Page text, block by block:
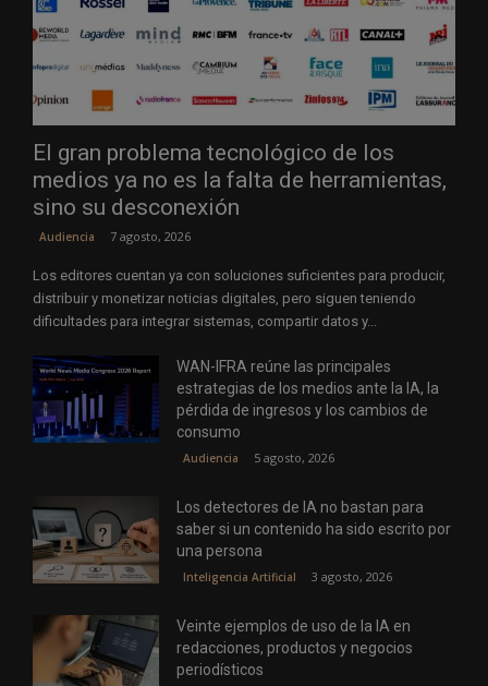
El gran problema tecnológico de los
medios ya no es la falta de herramientas,
sino su desconexión
Audiencia 7 agosto, 2026
Los editores cuentan ya con soluciones suficientes para producir,
distribuir y monetizar noticias digitales, pero siguen teniendo
dificultades para integrar sistemas, compartir datos y...
WAN-IFRA reúne las principales
estrategias de los medios ante la IA, la
pérdida de ingresos y los cambios de
consumo
Audiencia 5 agosto, 2026
Los detectores de IA no bastan para
saber si un contenido ha sido escrito por
una persona
Inteligencia Artificial 3 agosto, 2026
Veinte ejemplos de uso de la IA en
redacciones, productos y negocios
periodísticos